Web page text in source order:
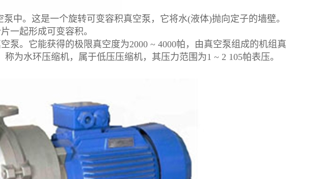
。这是一个旋转可变容积真空泵，它将水(液体)抛向定子的墙壁。
一起形成可变容积。
。它能获得的极限真空度为2000 ~ 4000帕，由真空泵组成的机组真
为水环压缩机，属于低压压缩机，其压力范围为1 ~ 2 105帕表压。